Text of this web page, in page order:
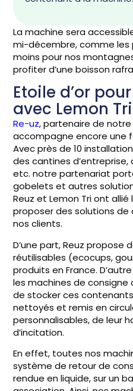
La machine sera
mi-décembre, comme les
moins pour nos
profiter d’une boisson
Etoile d’or
avec Lemon
Re-uz, partenaire de
accompagne encore une
Avec près de 10
descantines d’entreprise,
etc. notre partenariat
gobelets et autres
Reuz et Lemon Tri ont allié
proposer des solutions de
nos clients.
D’une part, Reuz propose
réutilisables (ecocups,
produits en France.
les machines de
de stocker ces
nettoyés et remis en
personnalisables, de leur
d’incitation.
En effet, toutes nos
système de retour de
rendue en liquide, sur un